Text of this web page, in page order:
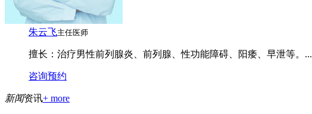
朱云飞主任医师
擅长： 治疗男性前列腺炎、前列腺、性功能障碍、阳痿、早泄等。...
咨询预约
新闻资讯+ more